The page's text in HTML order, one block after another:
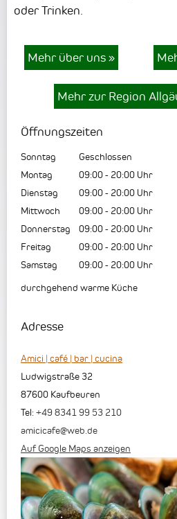
oder Trinken.
Mehr über uns»
Mehr zur Region
Öffnungszeiten
Sonntag
Geschlossen
Montag
09:00- 20:00 Uhr
Dienstag
09:00- 20:00 Uhr
Mittwoch
09:00- 20:00 Uhr
Donnerstag
09:00- 20:00 Uhr
Freitag
09:00- 20:00 Uhr
Samstag
09:00- 20:00 Uhr
durchgehend warme Küche
Adresse
Amici | café | bar | cucina
Ludwigstraße 32
87600 Kaufbeuren
Tel: +49 8341 99 53 210
amicicafe@web.de
Auf Google Maps anzeigen